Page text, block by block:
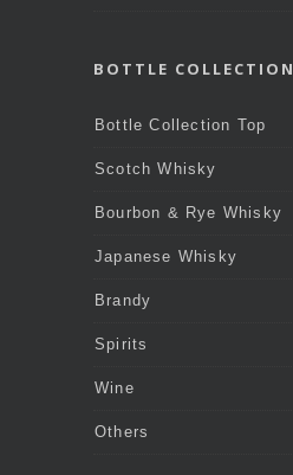
BOTTLE COLLECTION
Bottle Collection Top
Scotch Whisky
Bourbon & Rye Whisky
Japanese Whisky
Brandy
Spirits
Wine
Others